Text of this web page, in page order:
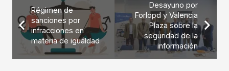
Régimen de
sanciones por
infracciones en
materia de igualdad
Desayuno por
Forlopd y Valencia
Plaza sobre la
seguridad de la
información